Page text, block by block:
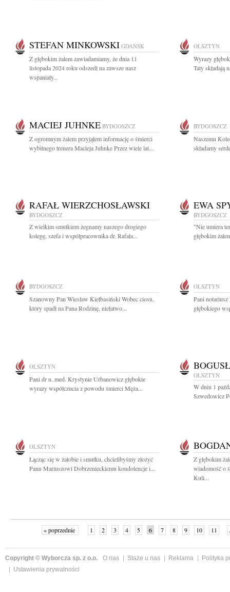
STEFAN MINKOWSKI GDAŃSK
Z głębokim żalem zawiadamiamy, że dnia 11
listopada 2024 roku odszedł na zawsze nasz
wspaniały...
OLSZTYN
Wyrazy
Taty składają
MACIEJ JUHNKE BYDGOSZCZ
Z ogromnym żalem przyjąłem informację o śmierci
wybitnego trenera Macieja Juhnke Przez wiele lat...
BYDGOSZCZ
Naszemu
składamy
RAFAŁ WIERZCHOSŁAWSKI
BYDGOSZCZ
Z wielkim smutkiem żegnamy naszego drogiego
kolegę, szefa i współpracownika dr. Rafała...
EWA
BYDGOSZCZ
"Nie umiera
głębokim
BYDGOSZCZ
Szanowny Pan Wiesław Kiełbasiński Wobec ciosu,
który spadł na Pana Rodzinę, niełatwo...
OLSZTYN
Pani
głębokiego
OLSZTYN
Pani dr n. med. Krystynie Urbanowicz głębokie
wyrazy współczucia z powodu śmierci Męża...
OLSZTYN
W dniu 1
Szwedowicz
OLSZTYN
Łącząc się w żałobie i smutku, chcielibyśmy złożyć
Panu Mariuszowi Dobrzenieckiemu kondolencje i...
Z głębokim
wiadomość o
Kuli...
« poprzednie 1 2 3 4 5 6 7 8 9 10 11
Copyright © Wyborcza sp. z o.o. O nas Staże u nas Reklama
Polityka
Ustawienia prywatności